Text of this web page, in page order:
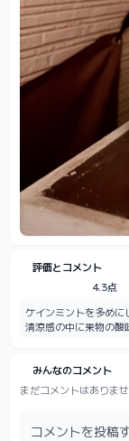
評価とコメント
4.3点
ケインミントを多め
清涼感の中に果物の酸
みんなのコメント
まだコメントはありませ
コメントを投稿